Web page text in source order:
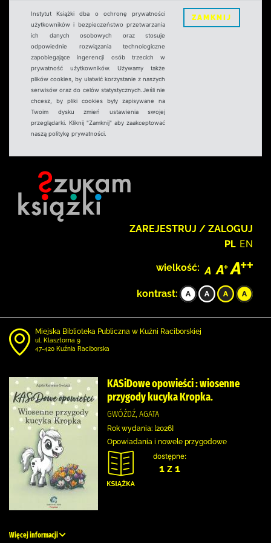
Instytut Książki dba o ochronę prywatności
użytkowników i bezpieczeństwo przetwarzania
ich danych osobowych oraz stosuje
odpowiednie rozwiązania technologiczne
zapobiegające ingerencji osób trzecich w
prywatność użytkowników. Używamy także
plików cookies, by ułatwić korzystanie z naszych
serwisów oraz do celów statystycznych.Jeśli nie
chcesz, by pliki cookies były zapisywane na
Twoim dysku zmień ustawienia swojej
przeglądarki. Kliknij "Zamknij" aby zaakceptować
naszą politykę prywatności.
ZAMKNIJ
ZAREJESTRUJ / ZALOGUJ
PL EN
wielkość:
kontrast:
Miejska Biblioteka Publiczna w Kuźni Raciborskiej
ul. Klasztorna 9
47-420 Kuźnia Raciborska
KASiDowe opowieści : wiosenne
przygody kucyka Kropka.
GWÓŹDŹ, AGATA
Rok wydania: [2026]
Opowiadania i nowele przygodowe
dostępne:
1 z 1
Więcej informacji